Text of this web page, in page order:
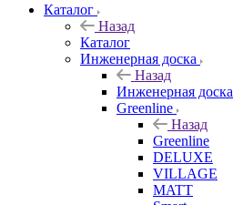
Каталог
Назад
Каталог
Инженерная доска
Назад
Инженерная доска
Greenline
Назад
Greenline
DELUXE
VILLAGE
MATT